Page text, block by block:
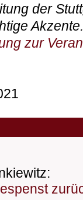
der
zur